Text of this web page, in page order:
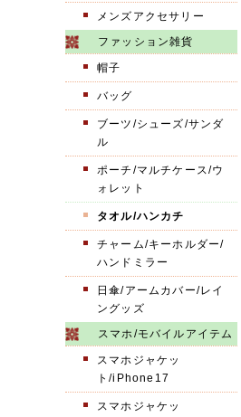
メンズアクセサリー
ファッション雑貨
帽子
バッグ
ブーツ/シューズ/サンダ
ル
ポーチ/マルチケース/ウ
ォレット
タオル/ハンカチ
チャーム/キーホルダー/
ハンドミラー
日傘/アームカバー/レイ
ングッズ
スマホ/モバイルアイテム
スマホジャケッ
ト/iPhone17
スマホジャケッ